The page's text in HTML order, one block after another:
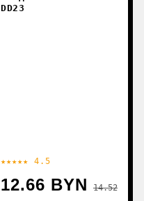
DD23
★★★★★ 4.5
12.66 BYN
14.52